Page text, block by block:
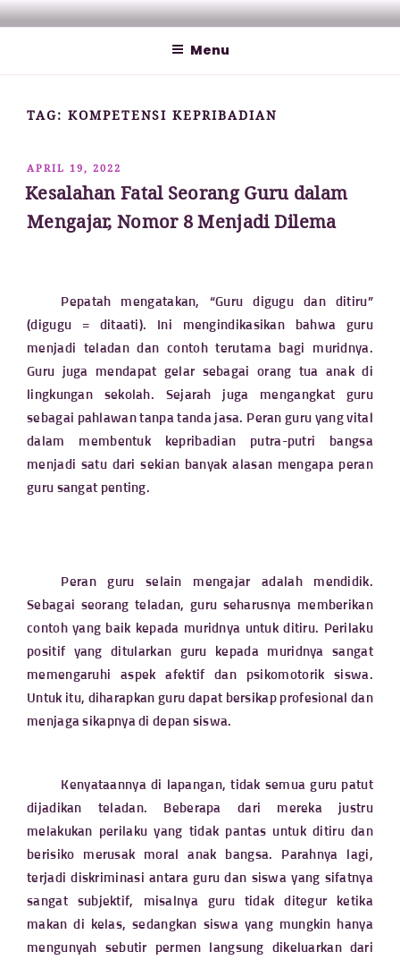
Lompat
ke MATHCYBER1997
Menu
TAG: KOMPETENSI KEPRIBADIAN
DIPOSKAN
PADA
APRIL 19, 2022
Kesalahan Fatal Seorang Guru dalam
Mengajar, Nomor 8 Menjadi Dilema
Pepatah mengatakan, “Guru digugu dan ditiru”
(digugu = ditaati). Ini mengindikasikan bahwa guru
menjadi teladan dan contoh terutama bagi muridnya.
Guru juga mendapat gelar sebagai orang tua anak di
lingkungan sekolah. Sejarah juga mengangkat guru
sebagai pahlawan tanpa tanda jasa. Peran guru yang vital
dalam membentuk kepribadian putra-putri bangsa
menjadi satu dari sekian banyak alasan mengapa peran
guru sangat penting.
Peran guru selain mengajar adalah mendidik.
Sebagai seorang teladan, guru seharusnya memberikan
contoh yang baik kepada muridnya untuk ditiru. Perilaku
positif yang ditularkan guru kepada muridnya sangat
memengaruhi aspek afektif dan psikomotorik siswa.
Untuk itu, diharapkan guru dapat bersikap profesional dan
menjaga sikapnya di depan siswa.
Kenyataannya di lapangan, tidak semua guru patut
dijadikan teladan. Beberapa dari mereka justru
melakukan perilaku yang tidak pantas untuk ditiru dan
berisiko merusak moral anak bangsa. Parahnya lagi,
terjadi diskriminasi antara guru dan siswa yang sifatnya
sangat subjektif, misalnya guru tidak ditegur ketika
makan di kelas, sedangkan siswa yang mungkin hanya
mengunyah sebutir permen langsung dikeluarkan dari